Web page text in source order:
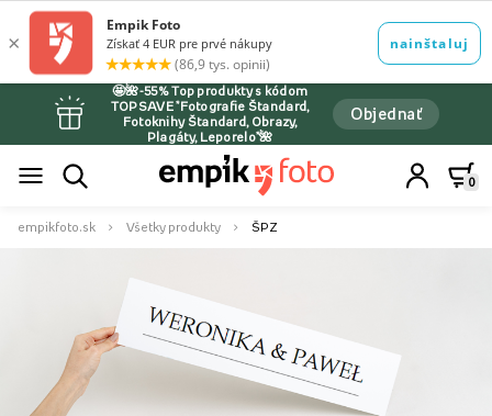
🤩🌺-55% Top produkty s kódom
TOPSAVE *Fotografie Štandard,
Fotoknihy Štandard, Obrazy,
Plagáty, Leporelo*🌺
Objednať
0
empikfoto.sk Všetky produkty ŠPZ